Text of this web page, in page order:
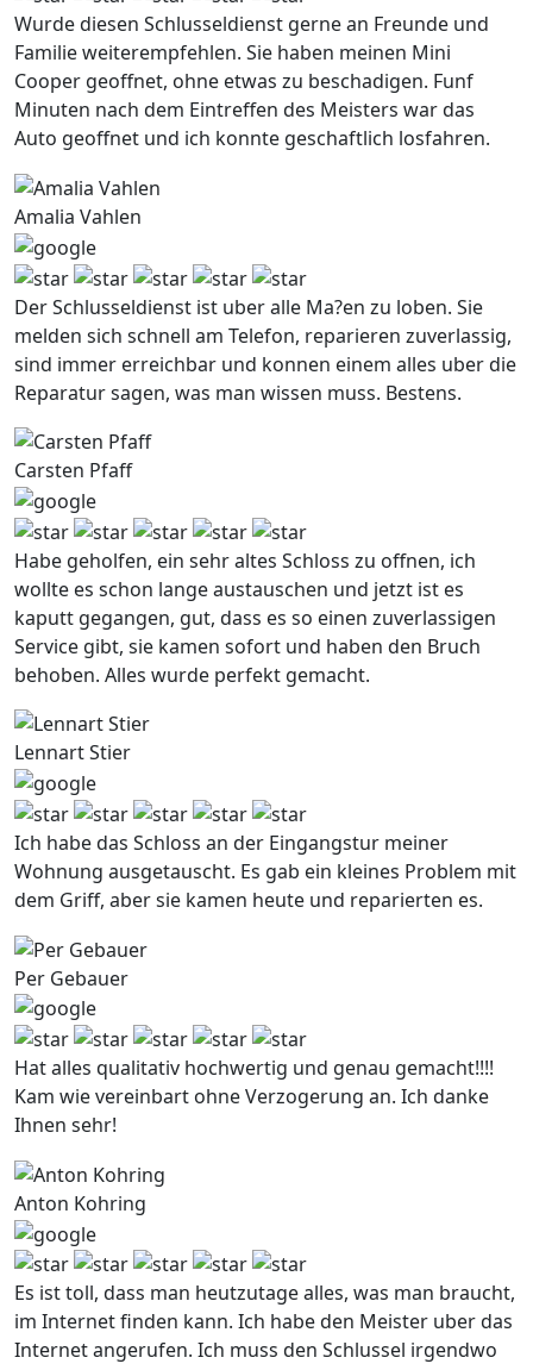
Wurde diesen Schlusseldienst gerne an Freunde und
Familie weiterempfehlen. Sie haben meinen Mini
Cooper geoffnet, ohne etwas zu beschadigen. Funf
Minuten nach dem Eintreffen des Meisters war das
Auto geoffnet und ich konnte geschaftlich losfahren.
Amalia Vahlen
Der Schlusseldienst ist uber alle Ma?en zu loben. Sie
melden sich schnell am Telefon, reparieren zuverlassig,
sind immer erreichbar und konnen einem alles uber die
Reparatur sagen, was man wissen muss. Bestens.
Carsten Pfaff
Habe geholfen, ein sehr altes Schloss zu offnen, ich
wollte es schon lange austauschen und jetzt ist es
kaputt gegangen, gut, dass es so einen zuverlassigen
Service gibt, sie kamen sofort und haben den Bruch
behoben. Alles wurde perfekt gemacht.
Lennart Stier
Ich habe das Schloss an der Eingangstur meiner
Wohnung ausgetauscht. Es gab ein kleines Problem mit
dem Griff, aber sie kamen heute und reparierten es.
Per Gebauer
Hat alles qualitativ hochwertig und genau gemacht!!!!
Kam wie vereinbart ohne Verzogerung an. Ich danke
Ihnen sehr!
Anton Kohring
Es ist toll, dass man heutzutage alles, was man braucht,
im Internet finden kann. Ich habe den Meister uber das
Internet angerufen. Ich muss den Schlussel irgendwo